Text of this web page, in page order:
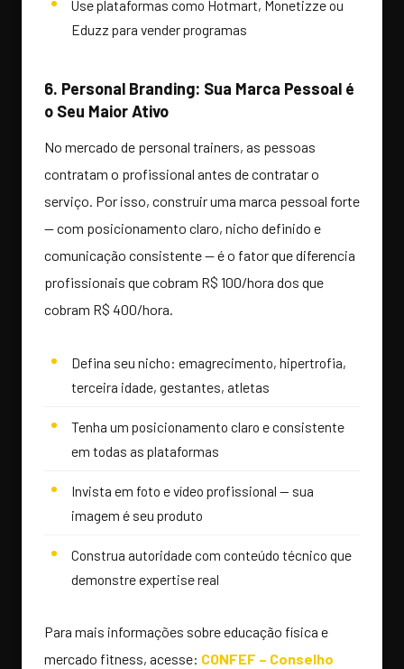
Use plataformas como Hotmart, Monetizze ou
Eduzz para vender programas
6. Personal Branding: Sua Marca Pessoal é
o Seu Maior Ativo
No mercado de personal trainers, as pessoas
contratam o profissional antes de contratar o
serviço. Por isso, construir uma marca pessoal forte
— com posicionamento claro, nicho definido e
comunicação consistente — é o fator que diferencia
profissionais que cobram R$ 100/hora dos que
cobram R$ 400/hora.
Defina seu nicho: emagrecimento, hipertrofia,
terceira idade, gestantes, atletas
Tenha um posicionamento claro e consistente
em todas as plataformas
Invista em foto e vídeo profissional — sua
imagem é seu produto
Construa autoridade com conteúdo técnico que
demonstre expertise real
Para mais informações sobre educação física e
mercado fitness, acesse: CONFEF – Conselho